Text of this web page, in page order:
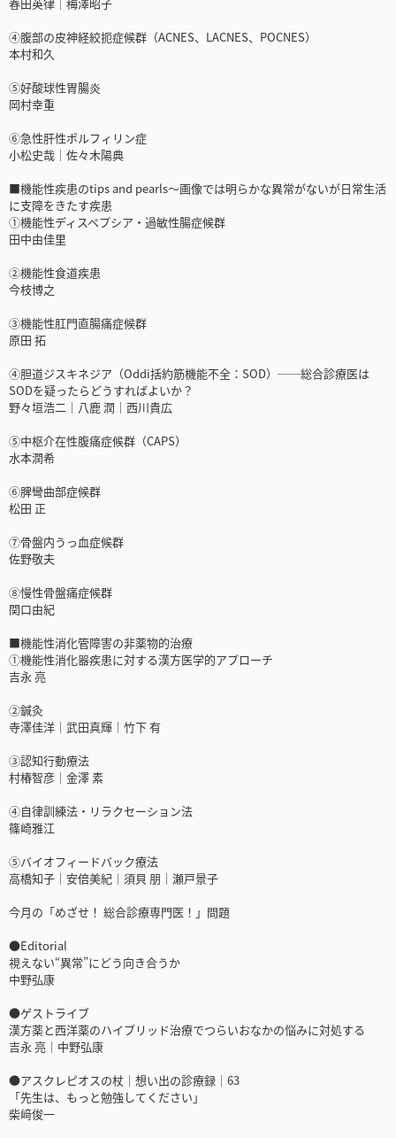
④腹部の皮神経絞扼症候群（ACNES、LACNES、POCNES）
本村和久
⑤好酸球性胃腸炎
岡村幸重
⑥急性肝性ポルフィリン症
小松史哉｜佐々木陽典
■機能性疾患のtips and pearls～画像では明らかな異常がないが日常生活
に支障をきたす疾患
①機能性ディスペプシア・過敏性腸症候群
田中由佳里
②機能性食道疾患
今枝博之
③機能性肛門直腸痛症候群
原田 拓
④胆道ジスキネジア（Oddi括約筋機能不全：SOD）──総合診療医は
SODを疑ったらどうすればよいか？
野々垣浩二｜八鹿 潤｜西川貴広
⑤中枢介在性腹痛症候群（CAPS）
水本潤希
⑥脾彎曲部症候群
松田 正
⑦骨盤内うっ血症候群
佐野敬夫
⑧慢性骨盤痛症候群
関口由紀
■機能性消化管障害の非薬物的治療
①機能性消化器疾患に対する漢方医学的アプローチ
吉永 亮
②鍼灸
寺澤佳洋｜武田真輝｜竹下 有
③認知行動療法
村椿智彦｜金澤 素
④自律訓練法・リラクセーション法
篠崎雅江
⑤バイオフィードバック療法
高橋知子｜安倍美紀｜須貝 朋｜瀬戸景子
今月の「めざせ！ 総合診療専門医！」問題
●Editorial
視えない“異常”にどう向き合うか
中野弘康
●ゲストライブ
漢方薬と西洋薬のハイブリッド治療でつらいおなかの悩みに対処する
吉永 亮｜中野弘康
●アスクレピオスの杖｜想い出の診療録｜63
「先生は、もっと勉強してください」
柴﨑俊一